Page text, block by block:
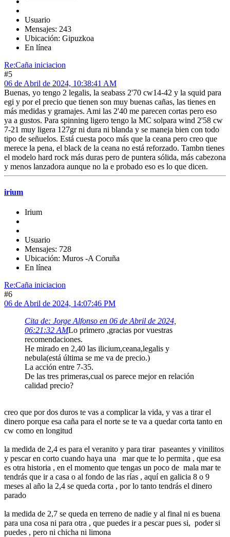
Usuario
Mensajes: 243
Ubicación: Gipuzkoa
En línea
Re:Caña iniciacion
#5
06 de Abril de 2024, 10:38:41 AM
Buenas, yo tengo 2 legalis, la seabass 2'70 cw14-42 y la squid para
egi y por el precio que tienen son muy buenas cañas, las tienes en
más medidas y gramajes. Ami las 2'40 me parecen cortas pero eso
ya a gustos. Para spinning ligero tengo la MC solpara wind 2'58 cw
7-21 muy ligera 127gr ni dura ni blanda y se maneja bien con todo
tipo de señuelos. Está cuesta poco más que la ceana pero creo que
merece la pena, el black de la ceana no está reforzado. Tambn tienes
el modelo hard rock más duras pero de puntera sólida, más cabezona
y menos lanzadora aunque no la e probado eso es lo que dicen.
irium
Irium
Usuario
Mensajes: 728
Ubicación: Muros -A Coruña
En línea
Re:Caña iniciacion
#6
06 de Abril de 2024, 14:07:46 PM
Cita de: Jorge Alfonso en 06 de Abril de 2024,
06:21:32 AMLo primero ,gracias por vuestras
recomendaciones.
He mirado en 2,40 las ilicium,ceana,legalis y
nebula(está última se me va de precio.)
La acción entre 7-35.
De las tres primeras,cual os parece mejor en relación
calidad precio?
creo que por dos duros te vas a complicar la vida, y vas a tirar el
dinero porque esa caña para el norte se te va a quedar corta tanto en
cw como en longitud
la medida de 2,4 es para el veranito y para tirar paseantes y vinilitos
y pescar en corto cuando haya una mar que te lo permita , que esa
es otra historia , en el momento que tengas un poco de mala mar te
tendrás que ir a casa o al fondo de las rías , aquí en galicia 8 o 9
meses al año la 2,4 se queda corta , por lo tanto tendrás el dinero
parado
la medida de 2,7 se queda en terreno de nadie y al final ni es buena
para una cosa ni para otra , que puedes ir a pescar pues si, poder si
puedes , pero ni chicha ni limona